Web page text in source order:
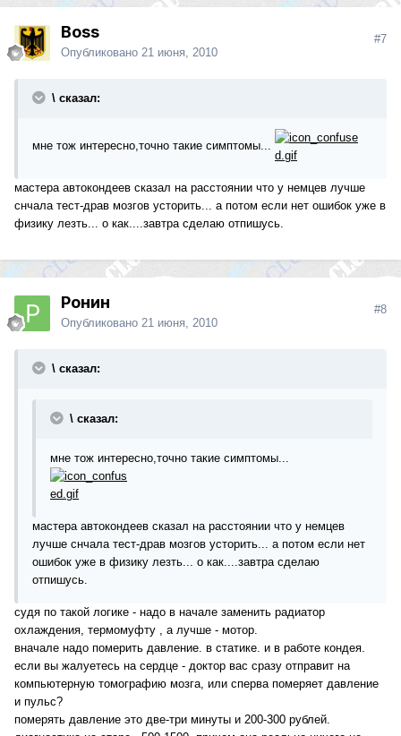
Boss
Опубликовано 21 июня, 2010
#7
\ сказал:
мне тож интересно,точно такие симптомы...
мастера автокондеев сказал на расстоянии что у немцев лучше
снчала тест-драв мозгов усторить... а потом если нет ошибок уже в
физику лезть... о как....завтра сделаю отпишусь.
Ронин
Опубликовано 21 июня, 2010
#8
\ сказал:
\ сказал:
мне тож интересно,точно такие симптомы...
мастера автокондеев сказал на расстоянии что у немцев
лучше снчала тест-драв мозгов усторить... а потом если нет
ошибок уже в физику лезть... о как....завтра сделаю
отпишусь.
судя по такой логике - надо в начале заменить радиатор
охлаждения, термомуфту , а лучше - мотор.
вначале надо померить давление. в статике. и в работе кондея.
если вы жалуетесь на сердце - доктор вас сразу отправит на
компьютерную томографию мозга, или сперва померяет давление
и пульс?
померять давление это две-три минуты и 200-300 рублей.